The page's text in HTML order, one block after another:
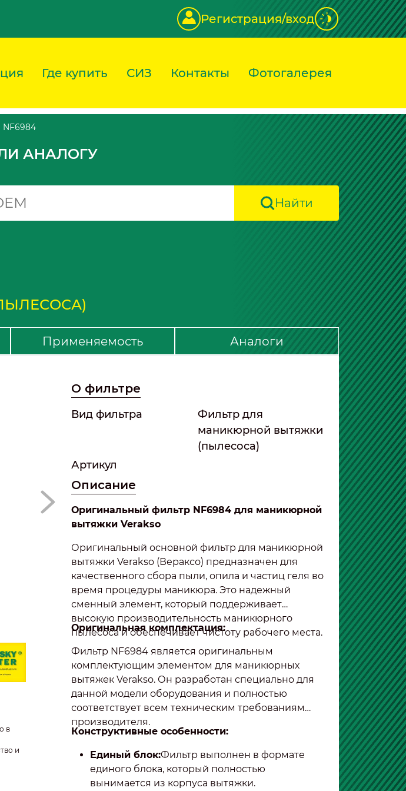
Регистрация/вход
Где купить СИЗ Контакты Фотогалерея
NF6984
АНАЛОГУ
Найти
Применяемость Аналоги
в
и
О фильтре
Вид фильтра
Фильтр для
маникюрной вытяжки
(пылесоса)
Артикул
Описание
Оригинальный фильтр NF6984 для маникюрной
вытяжки Verakso
Оригинальный основной фильтр для маникюрной
вытяжки Verakso (Вераксо) предназначен для
качественного сбора пыли, опила и частиц геля во
время процедуры маникюра. Это надежный
сменный элемент, который поддерживает
высокую производительность маникюрного
пылесоса и обеспечивает чистоту рабочего места.
Оригинальная комплектация:
Фильтр NF6984 является оригинальным
комплектующим элементом для маникюрных
вытяжек Verakso. Он разработан специально для
данной модели оборудования и полностью
соответствует всем техническим требованиям
производителя.
Конструктивные особенности:
Единый блок:Фильтр выполнен в формате
единого блока, который полностью
вынимается из корпуса вытяжки.